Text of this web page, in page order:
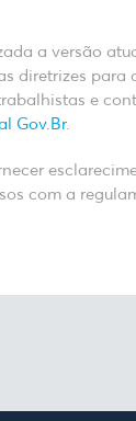
a versão
diretrizes
e
Gov.Br.
com a